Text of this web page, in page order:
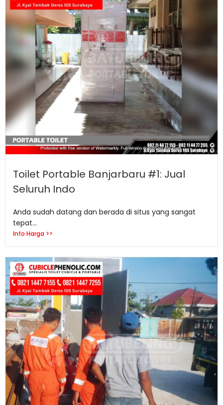
Toilet Portable Banjarbaru #1: Jual
Seluruh Indo
Anda sudah datang dan berada di situs yang sangat
tepat...
Info Harga >>